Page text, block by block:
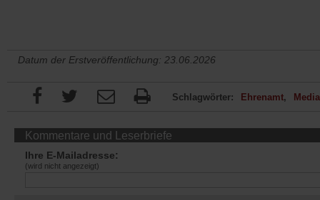
Datum der Erstveröffentlichung: 23.06.2026
Schlagwörter: Ehrenamt
Kommentare und Leserbriefe
Ihre E-Mailadresse:
(wird nicht angezeigt)